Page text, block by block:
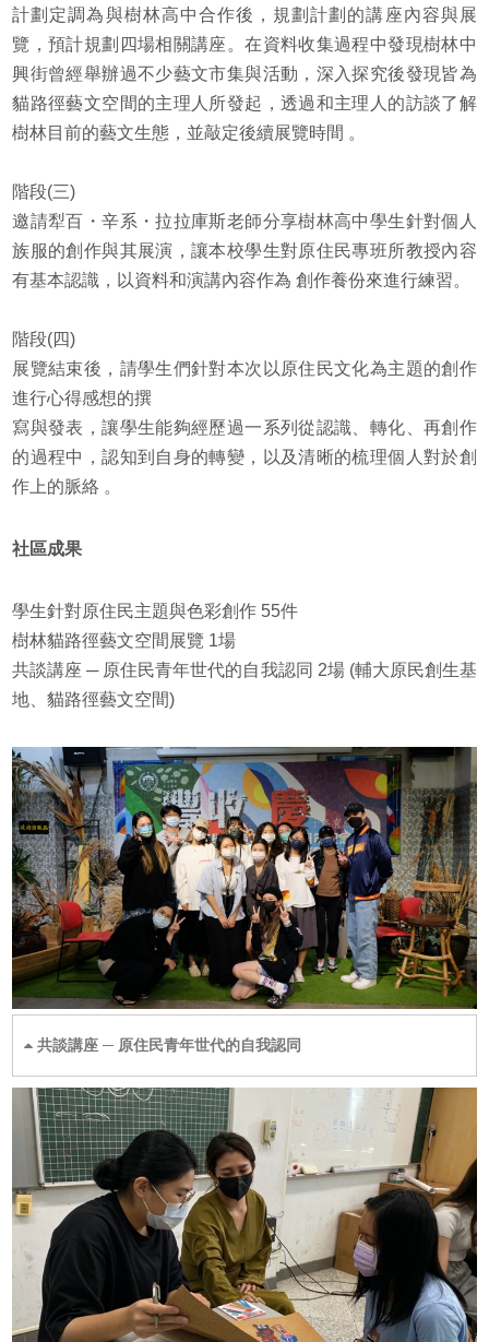
計劃定調為與樹林高中合作後，規劃計劃的講座內容與展
覽，預計規劃四場相關講座。在資料收集過程中發現樹林中
興街曾經舉辦過不少藝文市集與活動，深入探究後發現皆為
貓路徑藝文空間的主理人所發起，透過和主理人的訪談了解
樹林目前的藝文生態，並敲定後續展覽時間 。
階段(三)
邀請犁百・辛系・拉拉庫斯老師分享樹林高中學生針對個人
族服的創作與其展演，讓本校學生對原住民專班所教授內容
有基本認識，以資料和演講內容作為 創作養份來進行練習。
階段(四)
展覽結束後，請學生們針對本次以原住民文化為主題的創作
進行心得感想的撰
寫與發表，讓學生能夠經歷過一系列從認識、轉化、再創作
的過程中，認知到自身的轉變，以及清晰的梳理個人對於創
作上的脈絡 。
社區成果
學生針對原住民主題與色彩創作 55件
樹林貓路徑藝文空間展覽 1場
共談講座 ─ 原住民青年世代的自我認同 2場 (輔大原民創生基
地、貓路徑藝文空間)
共談講座 ─ 原住民青年世代的自我認同